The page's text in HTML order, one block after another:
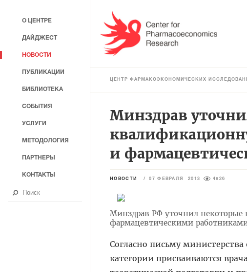
ЦЕНТР ФАРМАКОЭКОНОМИЧЕСКИХ
Минздрав
и
НОВОСТИ / 07 ФЕВРАЛЯ 2013 4826
Минздрав РФ уточнил
фармацевтическими
Согласно письму
категории присваиваются
О ЦЕНТРЕ
ДАЙДЖЕСТ
НОВОСТИ
ПУБЛИКАЦИИ
БИБЛИОТЕКА
СОБЫТИЯ
УСЛУГИ
МЕТОДОЛОГИЯ
ПАРТНЕРЫ
КОНТАКТЫ